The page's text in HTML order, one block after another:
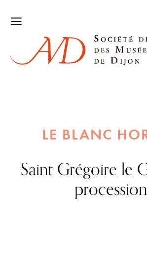
LE BLANC
Saint Grégoire le
procession